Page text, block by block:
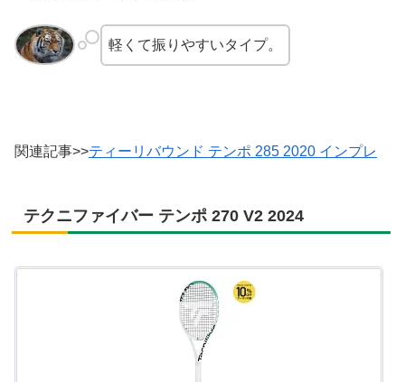
軽くて振りやすいタイプ。
関連記事>>ティーリバウンド テンポ 285 2020 インプレ
テクニファイバー テンポ 270 V2 2024